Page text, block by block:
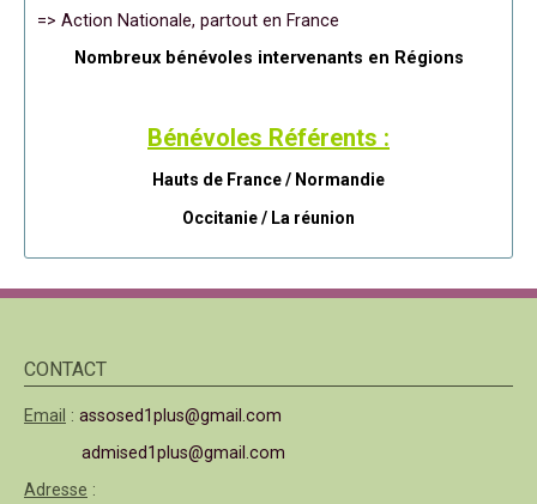
=> Action Nationale, partout en France
Nombreux bénévoles intervenants en Régions
Bénévoles Référents :
Hauts de France / Normandie
Occitanie / La réunion
CONTACT
Email : assosed1plus@gmail.com
admised1plus@gmail.com
Adresse :